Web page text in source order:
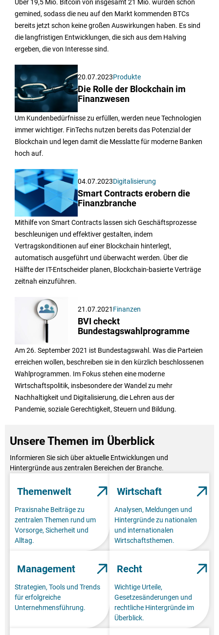
Über 19,5 Mio. Bitcoin von insgesamt 21 Mio. wurden schon
gemined, sodass die neu auf den Markt kommenden BTCs
bereits jetzt schon keine großen Auswirkungen haben. Es sind
die langfristigen Entwicklungen, die sich aus dem Halving
ergeben, die von Interesse sind.
20.07.2023Produkte
Die Rolle der Blockchain im
Finanzwesen
Um Kundenbedürfnisse zu erfüllen, werden neue Technologien
immer wichtiger. FinTechs nutzen bereits das Potenzial der
Blockchain und legen damit die Messlatte für moderne Banken
hoch auf.
04.07.2023Digitalisierung
Smart Contracts erobern die
Finanzbranche
Mithilfe von Smart Contracts lassen sich Geschäftsprozesse
beschleunigen und effektiver gestalten, indem
Vertragskonditionen auf einer Blockchain hinterlegt,
automatisch ausgeführt und überwacht werden. Über die
Hälfte der IT-Entscheider planen, Blockchain-basierte Verträge
zeitnah einzuführen.
21.07.2021 Finanzen
BVI checkt
Bundestagswahlprogramme
Am 26. September 2021 ist Bundestagswahl. Was die Parteien
erreichen wollen, beschreiben sie in den kürzlich beschlossenen
Wahlprogrammen. Im Fokus stehen eine moderne
Wirtschaftspolitik, insbesondere der Wandel zu mehr
Nachhaltigkeit und Digitalisierung, die Lehren aus der
Pandemie, soziale Gerechtigkeit, Steuern und Bildung.
Unsere Themen im Überblick
Informieren Sie sich über aktuelle Entwicklungen und
Hintergründe aus zentralen Bereichen der Branche.
Themenwelt
Praxisnahe Beiträge zu
zentralen Themen rund um
Vorsorge, Sicherheit und
Alltag.
Wirtschaft
Analysen, Meldungen und
Hintergründe zu nationalen
und internationalen
Wirtschaftsthemen.
Management
Strategien, Tools und Trends
für erfolgreiche
Unternehmensführung.
Recht
Wichtige Urteile,
Gesetzesänderungen und
rechtliche Hintergründe im
Überblick.